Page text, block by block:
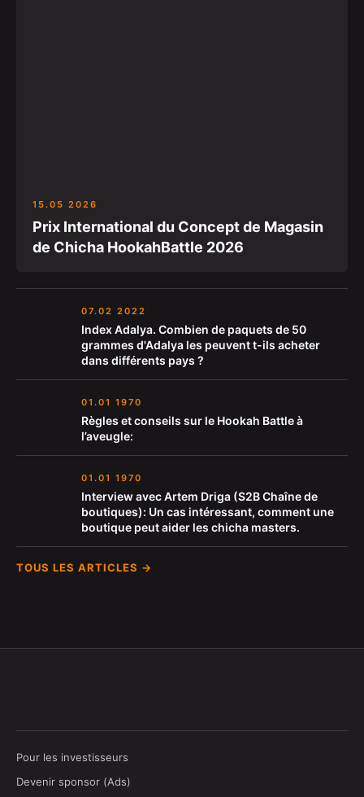
15.05 2026
Prix International du Concept de Magasin
de Chicha HookahBattle 2026
07.02 2022
Index Adalya. Combien de paquets de 50
grammes d'Adalya les peuvent t-ils acheter
dans différents pays ?
01.01 1970
Règles et conseils sur le Hookah Battle à
l’aveugle:
01.01 1970
Interview avec Artem Driga (S2B Chaîne de
boutiques): Un cas intéressant, comment une
boutique peut aider les chicha masters.
TOUS LES ARTICLES →
Pour les investisseurs
Devenir sponsor (Ads)